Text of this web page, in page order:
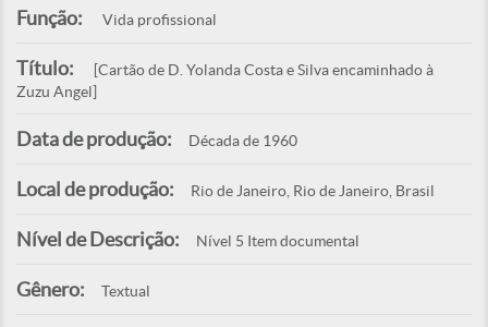
Função: Vida profissional
Título:
[Cartão de D. Yolanda Costa e Silva encaminhado à
Zuzu Angel]
Data de produção: Década de 1960
Local de produção: Rio de Janeiro, Rio de Janeiro, Brasil
Nível de Descrição: Nível 5 Item documental
Gênero: Textual